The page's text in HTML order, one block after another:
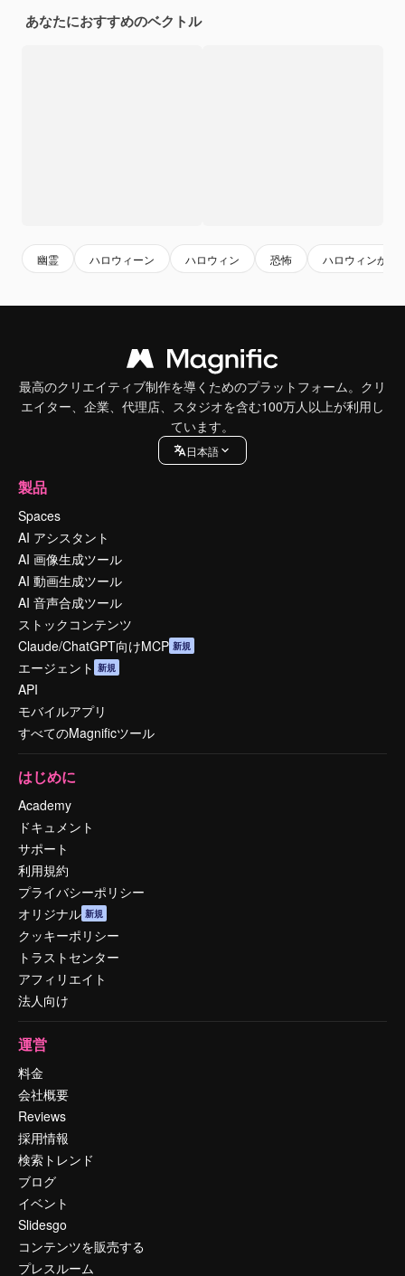
あなたにおすすめのベクトル
幽霊 ハロウィーン ハロウィン 恐怖 ハロウィンかぼ
最高のクリエイティブ制作を導くためのプラットフォーム。クリ
エイター、企業、代理店、スタジオを含む100万人以上が利用し
ています。
日本語
製品
Spaces
AI アシスタント
AI 画像生成ツール
AI 動画生成ツール
AI 音声合成ツール
ストックコンテンツ
Claude/ChatGPT向けMCP 新規
エージェント 新規
API
モバイルアプリ
すべてのMagnificツール
はじめに
Academy
ドキュメント
サポート
利用規約
プライバシーポリシー
オリジナル 新規
クッキーポリシー
トラストセンター
アフィリエイト
法人向け
運営
料金
会社概要
Reviews
採用情報
検索トレンド
ブログ
イベント
Slidesgo
コンテンツを販売する
プレスルーム